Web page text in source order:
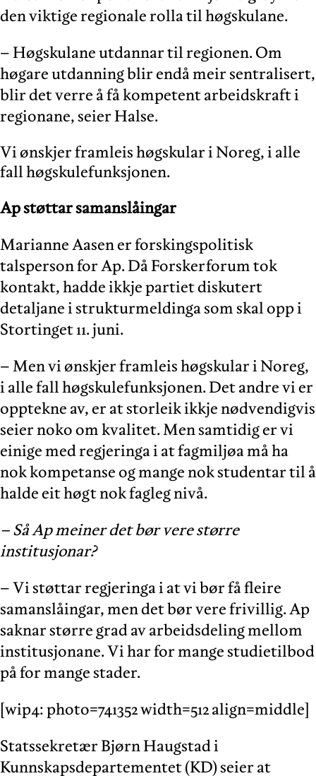
den viktige regionale rolla til høgskulane.
– Høgskulane utdannar til regionen. Om
høgare utdanning blir endå meir sentralisert,
blir det verre å få kompetent arbeidskraft i
regionane, seier Halse.
Vi ønskjer framleis høgskular i Noreg, i alle
fall høgskulefunksjonen.
Ap støttar samanslåingar
Marianne Aasen er forskingspolitisk
talsperson for Ap. Då Forskerforum tok
kontakt, hadde ikkje partiet diskutert
detaljane i strukturmeldinga som skal opp i
Stortinget 11. juni.
– Men vi ønskjer framleis høgskular i Noreg,
i alle fall høgskulefunksjonen. Det andre vi er
opptekne av, er at storleik ikkje nødvendigvis
seier noko om kvalitet. Men samtidig er vi
einige med regjeringa i at fagmiljøa må ha
nok kompetanse og mange nok studentar til å
halde eit høgt nok fagleg nivå.
– Så Ap meiner det bør vere større
institusjonar?
– Vi støttar regjeringa i at vi bør få fleire
samanslåingar, men det bør vere frivillig. Ap
saknar større grad av arbeidsdeling mellom
institusjonane. Vi har for mange studietilbod
på for mange stader.
[wip4: photo=741352 width=512 align=middle]
Statssekretær Bjørn Haugstad i
Kunnskapsdepartementet (KD) seier at